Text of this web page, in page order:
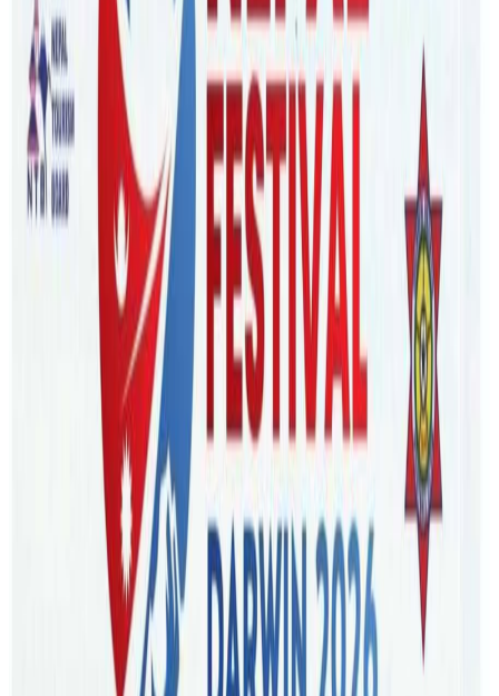
Wednesday, 2024 January 10 / 5:53 pm
अ− अ
ब्रिजवेन/ कुइन्सल्याण्ड राज्यको ब्रिजवेन शहरमा नेपालीमूलका
व्यक्तिहरुले मिलेर सामुहिक लगानीमा अजब्रिज ईन्स्टिच्युट अफ
टेक्नोलोजी नामक कलेज खोलेका छन् । स्वदेशी तथा विदेशी
विद्यार्थीलाई ‘भोकेसनल एजुकेशन एण्ड ट्रेनिङ’ भेट शिक्षा पढाउने गरि
स्थापना भएको कलेको आज एक समारोहका बिच उद्घाटन भएको हो